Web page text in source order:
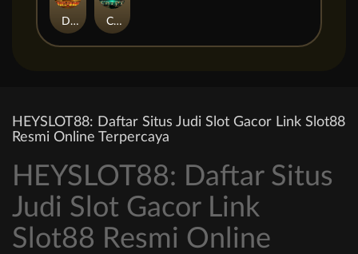
Duel at Dawn Cursed Crypt
HEYSLOT88: Daftar Situs Judi Slot Gacor Link Slot88
Resmi Online Terpercaya
HEYSLOT88: Daftar Situs
Judi Slot Gacor Link
Slot88 Resmi Online